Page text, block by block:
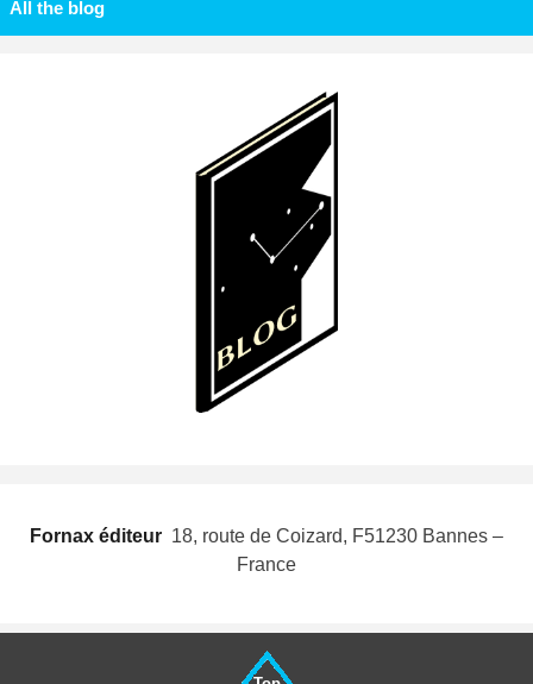
All the blog
Fornax éditeur  18, route de Coizard, F51230 Bannes –
France